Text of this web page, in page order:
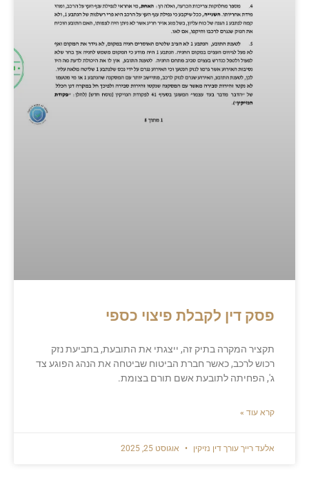
פסק דין לקבלת פיצוי כספי
תקציר המקרה בתיק זה, ייצגתי את התובעת, בתביעת נזק
רכוש לרכב, כאשר חברת הביטוח שביטחה את הנהג הפוגע צד
ג', הפחיתה לתובעת אשם תורם בצומת.
קרא עוד »
אלעד רייך עורך דין נזיקין אוגוסט 25, 2025